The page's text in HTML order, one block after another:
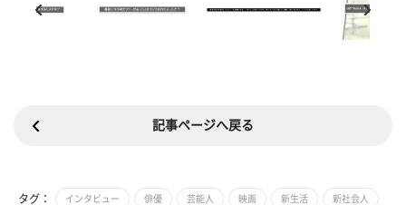
記事ページへ戻る
タグ： インタビュー 俳優 芸能人 映画 新生活 新社会人